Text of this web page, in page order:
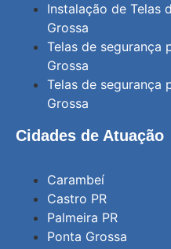
Instalação de Telas
Grossa
Telas de segurança
Grossa
Telas de segurança
Grossa
Cidades de Atuação
Carambeí
Castro PR
Palmeira PR
Ponta Grossa